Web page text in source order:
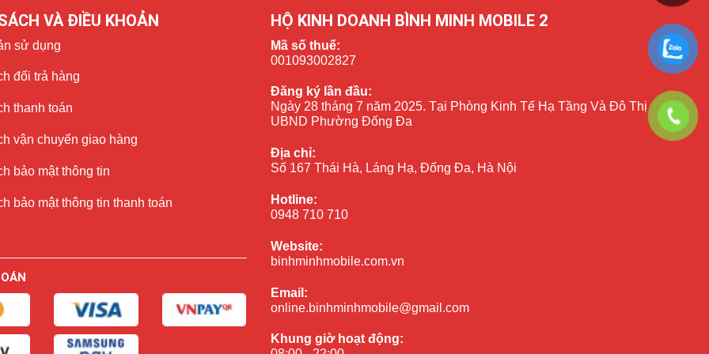
nếu quan sát thấy chiếc iPhone 13-pro-promax của mình đang
thể tham khảo dịch vụ thay vỏ cho iPhone 13-pro-promax tại
đến khách hàng dịch vụ sửa chữa phù hợp, tiết kiệm chi phí
kỹ thuật viên sẽ tiến hành thay vỏ, khung sườn cho iPhone 13-
VÀ ĐIỀU KHOẢN
sử dụng
đổi trả hàng
thanh toán
vận chuyển giao hàng
bảo mật thông tin
bảo mật thông tin thanh toán
HỘ KINH DOANH BÌNH MINH MOBILE 2
Mã số thuế:
001093002827
Đăng ký lần đầu:
Ngày 28 tháng 7 năm 2025. Tại Phòng Kinh Tế Hạ Tầng Và Đô Thị
UBND Phường Đống Đa
Địa chỉ:
Số 167 Thái Hà, Láng Hạ, Đống Đa, Hà Nội
Hotline:
0948 710 710
Website:
binhminhmobile.com.vn
Email:
online.binhminhmobile@gmail.com
Khung giờ hoạt động: